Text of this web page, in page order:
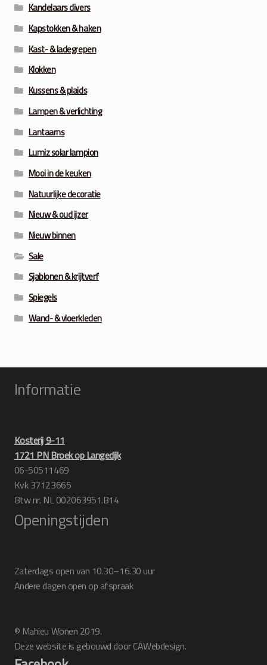
Kandelaars divers
Kapstokken & haken
Kast- & ladegrepen
Klokken
Kussens & plaids
Lampen & verlichting
Lantaarns
Lumiz solar lampion
Mooi in de keuken
Natuurlijke decoratie
Nieuw & oud ijzer
Nieuw binnen
Sale
Sjablonen & krijtverf
Spiegels
Wand- & vloerkleden
Informatie
Kosterij 9-11
1721 PN Broek op Langedijk
06-50511469
Kvk 37123665
Btw nr. NL 002063951.B14
Openingstijden
Zaterdags open van 10.30–16.30 uur
Andere dagen open op afspraak
© Mahieu Wonen 2019.
Deze website is gebouwd door CAWebdesign.